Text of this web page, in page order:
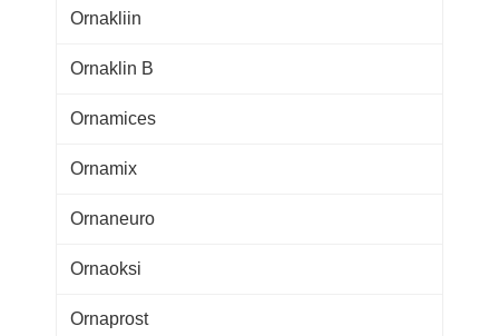
Ornakliin
Ornaklin B
Ornamices
Ornamix
Ornaneuro
Ornaoksi
Ornaprost